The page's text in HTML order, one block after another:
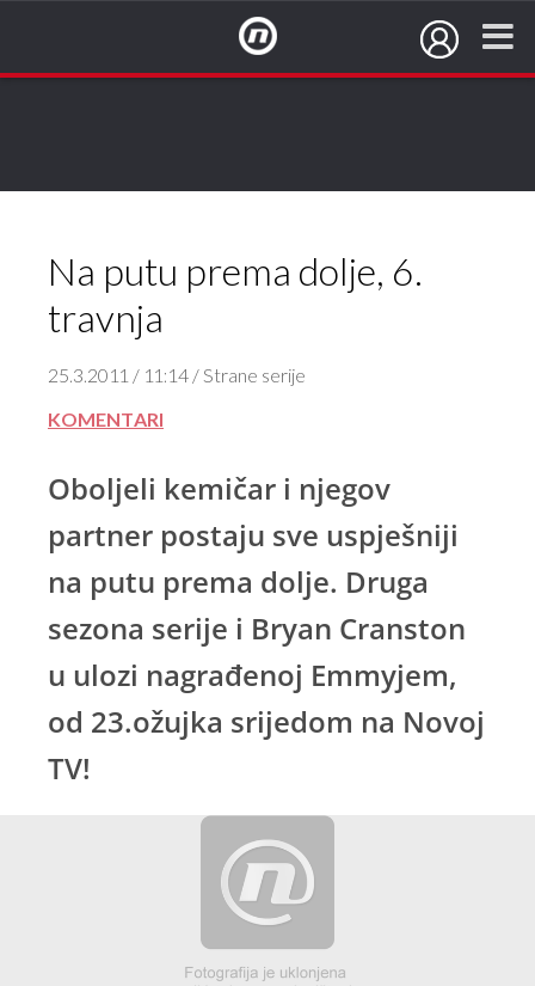
Na putu prema dolje, 6.
travnja
25.3.2011 / 11:14 / Strane serije
KOMENTARI
Oboljeli kemičar i njegov
partner postaju sve uspješniji
na putu prema dolje. Druga
sezona serije i Bryan Cranston
u ulozi nagrađenoj Emmyjem,
od 23.ožujka srijedom na Novoj
TV!